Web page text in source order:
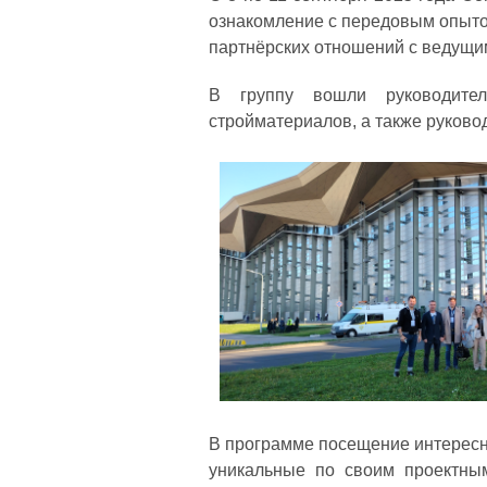
ознакомление с передовым
партнёрских отношений с
В группу вошли
стройматериалов, а также
В программе посещение
уникальные по своим